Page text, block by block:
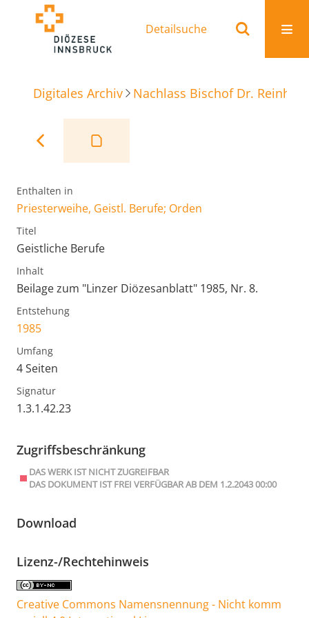
Detailsuche
Digitales Archiv Nachlass Bischof Dr.
Enthalten in
Priesterweihe, Geistl. Berufe; Orden
Titel
Geistliche Berufe
Inhalt
Beilage zum "Linzer Diözesanblatt" 1985, Nr. 8.
Entstehung
1985
Umfang
4 Seiten
Signatur
1.3.1.42.23
Zugriffsbeschränkung
DAS WERK IST NICHT ZUGREIFBAR
DAS DOKUMENT IST FREI VERFÜGBAR AB DEM 1.2.2043 00:00
Download
Lizenz-/Rechtehinweis
Creative Commons Namensnennung - Nicht komm